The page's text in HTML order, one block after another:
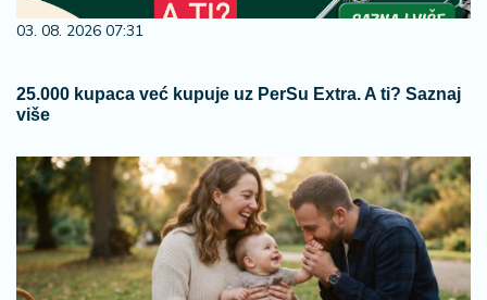
03. 08. 2026 07:31
25.000 kupaca već kupuje uz PerSu Extra. A ti? Saznaj
više